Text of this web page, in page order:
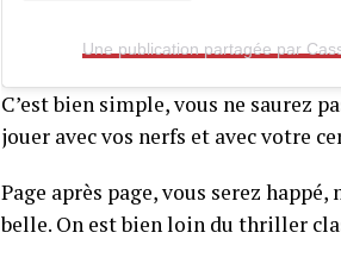
C’est bien simple, vous ne saurez
jouer avec vos nerfs et avec votre
Page après page, vous serez
belle. On est bien loin du thriller